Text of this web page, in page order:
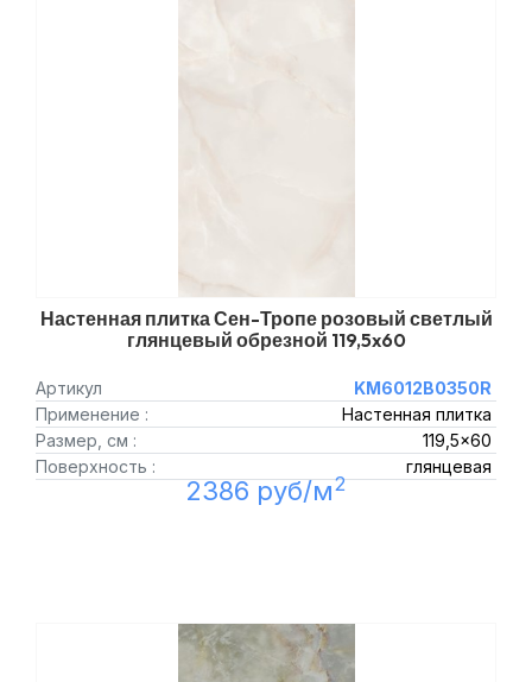
Настенная плитка Сен-Тропе розовый светлый
глянцевый обрезной 119,5x60
Артикул
KM6012B0350R
Применение :
Настенная плитка
Размер, см :
119,5x60
Поверхность :
глянцевая
2386 руб/м2